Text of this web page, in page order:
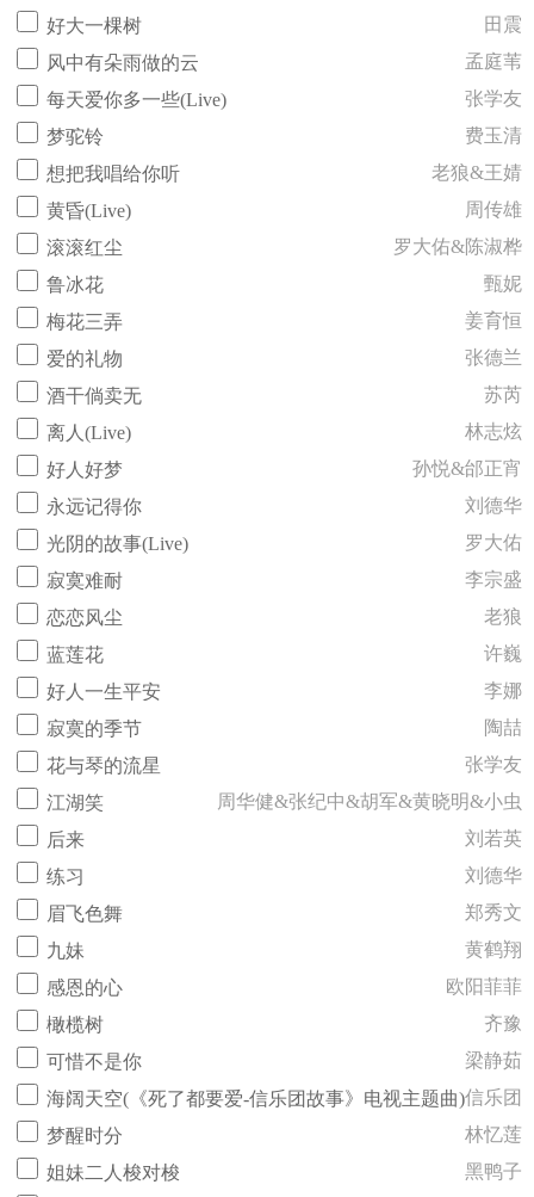
好大一棵树
田震
风中有朵雨做的云
孟庭苇
每天爱你多一些(Live)
张学友
梦驼铃
费玉清
想把我唱给你听
老狼&王婧
黄昏(Live)
周传雄
滚滚红尘
罗大佑&陈淑桦
鲁冰花
甄妮
梅花三弄
姜育恒
爱的礼物
张德兰
酒干倘卖无
苏芮
离人(Live)
林志炫
好人好梦
孙悦&邰正宵
永远记得你
刘德华
光阴的故事(Live)
罗大佑
寂寞难耐
李宗盛
恋恋风尘
老狼
蓝莲花
许巍
好人一生平安
李娜
寂寞的季节
陶喆
花与琴的流星
张学友
江湖笑
周华健&张纪中&胡军&黄晓明&小虫
后来
刘若英
练习
刘德华
眉飞色舞
郑秀文
九妹
黄鹤翔
感恩的心
欧阳菲菲
橄榄树
齐豫
可惜不是你
梁静茹
海阔天空(《死了都要爱-信乐团故事》电视主题曲)信乐团
梦醒时分
林忆莲
姐妹二人梭对梭
黑鸭子